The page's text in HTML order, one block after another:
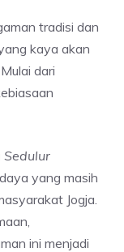
tradisi dan
kaya akan
dari
Sedulur
yang masih
Jogja.
ini menjadi